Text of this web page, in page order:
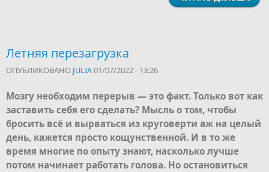
Летняя перезагрузка
ОПУБЛИКОВАНО JULIA01/07/2022 - 13:26
Мозгу необходим перерыв — это факт. Только вот как
заставить себя его сделать? Мысль о том, чтобы
бросить всё и вырваться из круговерти аж на целый
день, кажется просто кощунственной. И в то же
время многие по опыту знают, насколько лучше
потом начинает работать голова. Но остановиться